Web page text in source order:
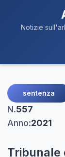
Notizie
sentenza
N.557
Anno:2021
Tribunale